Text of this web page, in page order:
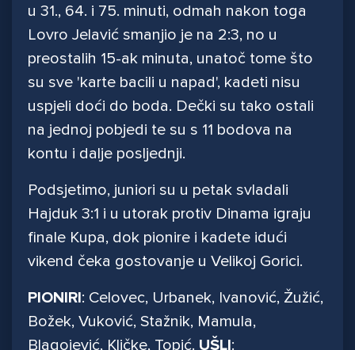
u 31., 64. i 75. minuti, odmah nakon toga
Lovro Jelavić smanjio je na 2:3, no u
preostalih 15-ak minuta, unatoč tome što
su sve 'karte bacili u napad', kadeti nisu
uspjeli doći do boda. Dečki su tako ostali
na jednoj pobjedi te su s 11 bodova na
kontu i dalje posljednji.
Podsjetimo, juniori su u petak svladali
Hajduk 3:1 i u utorak protiv Dinama igraju
finale Kupa, dok pionire i kadete idući
vikend čeka gostovanje u Velikoj Gorici.
PIONIRI: Celovec, Urbanek, Ivanović, Žužić,
Božek, Vuković, Stažnik, Mamula,
Blagojević, Kličke, Topić. UŠLI: